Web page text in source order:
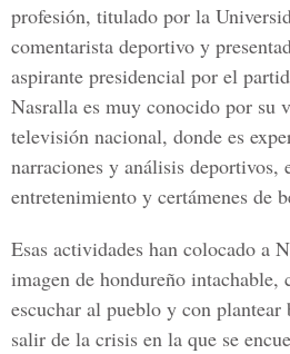
profesión, titulado por la
comentarista deportivo y
aspirante presidencial por el
Nasralla es muy conocido por su
televisión nacional, donde es
narraciones y análisis deportivos,
entretenimiento y certámenes de
Esas actividades han colocado a
imagen de hondureño intachable,
escuchar al pueblo y con plantear
salir de la crisis en la que se